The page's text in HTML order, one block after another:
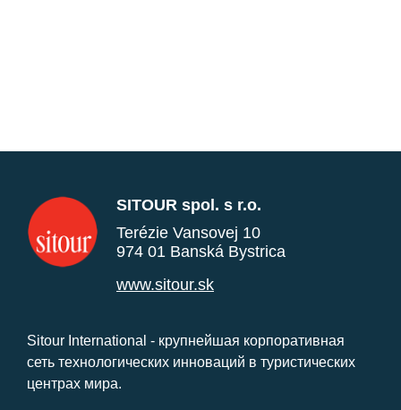
SITOUR spol. s r.o.
Terézie Vansovej 10
974 01 Banská Bystrica
www.sitour.sk
Sitour International - крупнейшая корпоративная
сеть технологических инноваций в туристических
центрах мира.